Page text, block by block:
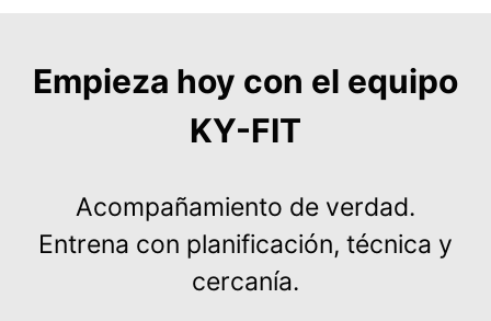
Empieza hoy con el equipo
KY-FIT
Acompañamiento de verdad.
Entrena con planificación, técnica y
cercanía.